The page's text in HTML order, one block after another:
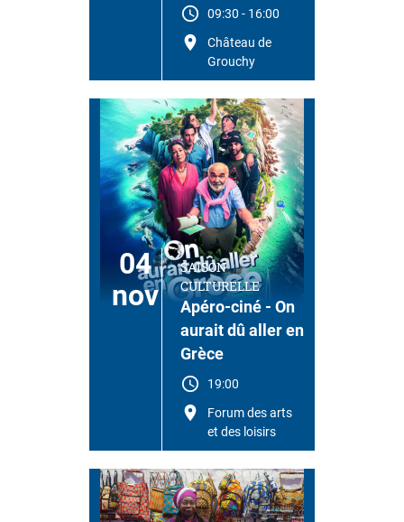
09:30 - 16:00
Château de
Grouchy
04
nov
SAISON
CULTURELLE
Apéro-ciné - On
aurait dû aller en
Grèce
19:00
Forum des arts
et des loisirs